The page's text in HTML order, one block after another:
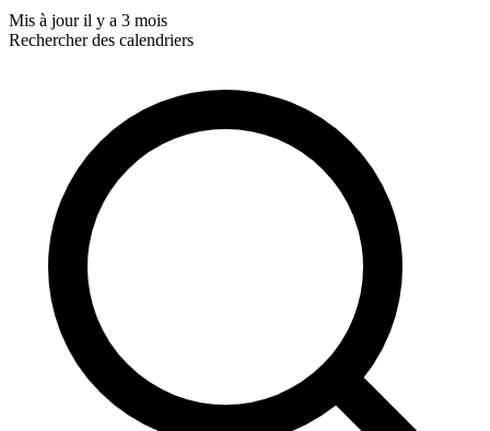
Mis à jour il y a 3 mois
Rechercher des calendriers